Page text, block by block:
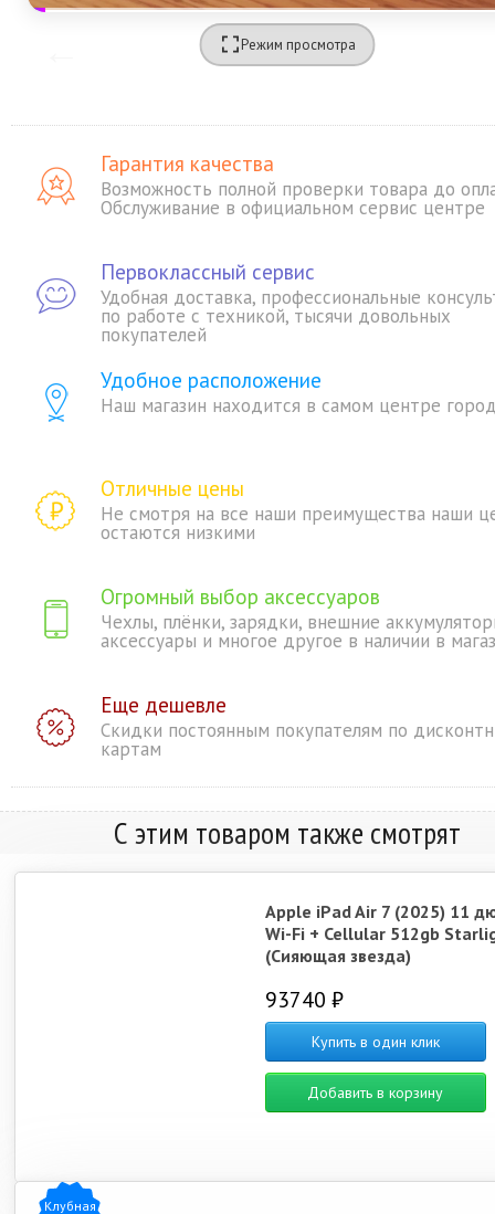
Режим просмотра
Гарантия качества
Возможность полной проверки товара до
Обслуживание в официальном сервис центре
Первоклассный сервис
Удобная доставка, профессиональные
по работе с техникой, тысячи довольных
покупателей
Удобное расположение
Наш магазин находится в самом центре
Отличные цены
Не смотря на все наши преимущества наши
остаются низкими
Огромный выбор аксессуаров
Чехлы, плёнки, зарядки, внешние
аксессуары и многое другое в наличии в
Еще дешевле
Скидки постоянным покупателям по
картам
С этим товаром также смотрят
Apple iPad Air 7 (2025) 11
Wi-Fi + Cellular 512gb
(Сияющая звезда)
93740 ₽
Купить в один клик
Добавить в корзину
Клубная